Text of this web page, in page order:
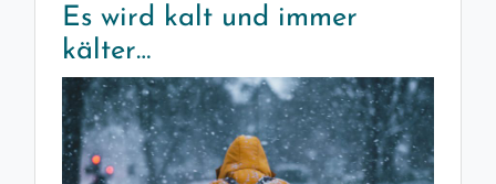
Es wird kalt und immer
kälter…